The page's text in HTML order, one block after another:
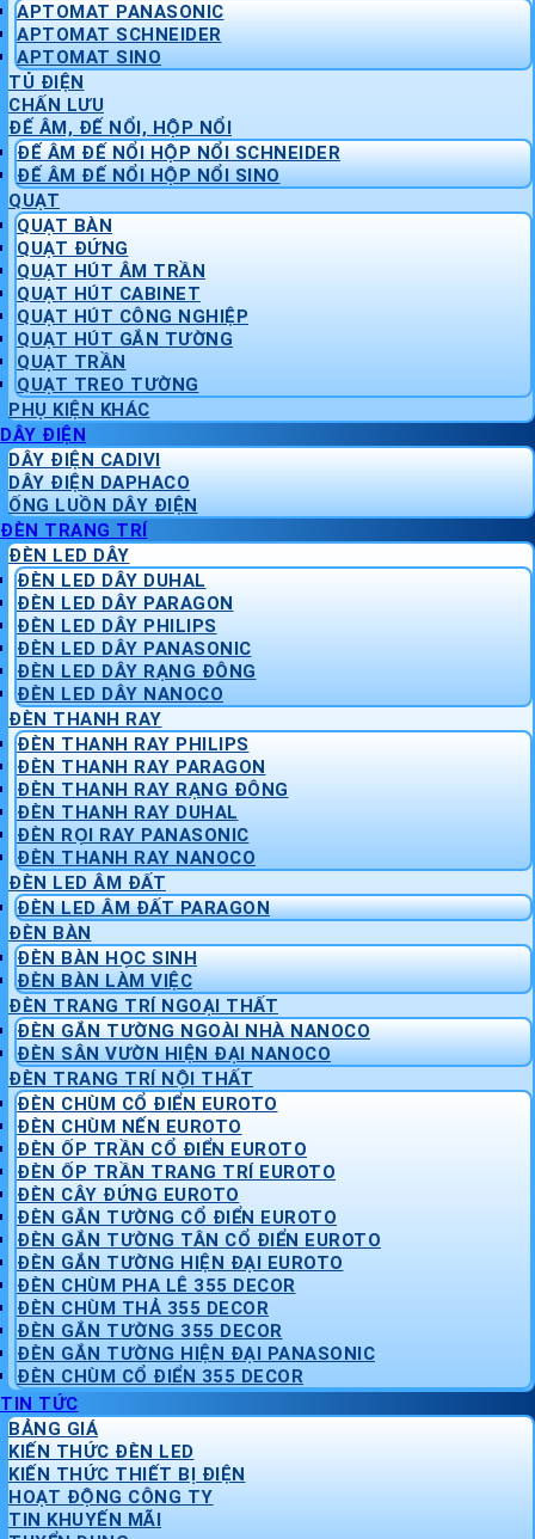
APTOMAT PANASONIC
APTOMAT SCHNEIDER
APTOMAT SINO
TỦ ĐIỆN
CHẤN LƯU
ĐẾ ÂM, ĐẾ NỔI, HỘP NỔI
ĐẾ ÂM ĐẾ NỔI HỘP NỔI SCHNEIDER
ĐẾ ÂM ĐẾ NỔI HỘP NỔI SINO
QUẠT
QUẠT BÀN
QUẠT ĐỨNG
QUẠT HÚT ÂM TRẦN
QUẠT HÚT CABINET
QUẠT HÚT CÔNG NGHIỆP
QUẠT HÚT GẮN TƯỜNG
QUẠT TRẦN
QUẠT TREO TƯỜNG
PHỤ KIỆN KHÁC
DÂY ĐIỆN
DÂY ĐIỆN CADIVI
DÂY ĐIỆN DAPHACO
ỐNG LUỒN DÂY ĐIỆN
ĐÈN TRANG TRÍ
ĐÈN LED DÂY
ĐÈN LED DÂY DUHAL
ĐÈN LED DÂY PARAGON
ĐÈN LED DÂY PHILIPS
ĐÈN LED DÂY PANASONIC
ĐÈN LED DÂY RẠNG ĐÔNG
ĐÈN LED DÂY NANOCO
ĐÈN THANH RAY
ĐÈN THANH RAY PHILIPS
ĐÈN THANH RAY PARAGON
ĐÈN THANH RAY RẠNG ĐÔNG
ĐÈN THANH RAY DUHAL
ĐÈN RỌI RAY PANASONIC
ĐÈN THANH RAY NANOCO
ĐÈN LED ÂM ĐẤT
ĐÈN LED ÂM ĐẤT PARAGON
ĐÈN BÀN
ĐÈN BÀN HỌC SINH
ĐÈN BÀN LÀM VIỆC
ĐÈN TRANG TRÍ NGOẠI THẤT
ĐÈN GẮN TƯỜNG NGOÀI NHÀ NANOCO
ĐÈN SÂN VƯỜN HIỆN ĐẠI NANOCO
ĐÈN TRANG TRÍ NỘI THẤT
ĐÈN CHÙM CỔ ĐIỂN EUROTO
ĐÈN CHÙM NẾN EUROTO
ĐÈN ỐP TRẦN CỔ ĐIỂN EUROTO
ĐÈN ỐP TRẦN TRANG TRÍ EUROTO
ĐÈN CÂY ĐỨNG EUROTO
ĐÈN GẮN TƯỜNG CỔ ĐIỂN EUROTO
ĐÈN GẮN TƯỜNG TÂN CỔ ĐIỂN EUROTO
ĐÈN GẮN TƯỜNG HIỆN ĐẠI EUROTO
ĐÈN CHÙM PHA LÊ 355 DECOR
ĐÈN CHÙM THẢ 355 DECOR
ĐÈN GẮN TƯỜNG 355 DECOR
ĐÈN GẮN TƯỜNG HIỆN ĐẠI PANASONIC
ĐÈN CHÙM CỔ ĐIỂN 355 DECOR
TIN TỨC
BẢNG GIÁ
KIẾN THỨC ĐÈN LED
KIẾN THỨC THIẾT BỊ ĐIỆN
HOẠT ĐỘNG CÔNG TY
TIN KHUYẾN MÃI